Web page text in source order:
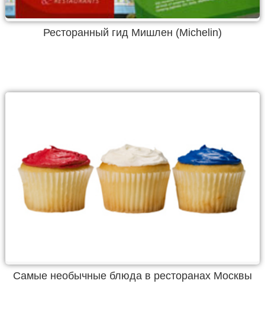
Ресторанный гид Мишлен (Michelin)
Самые необычные блюда в ресторанах Москвы